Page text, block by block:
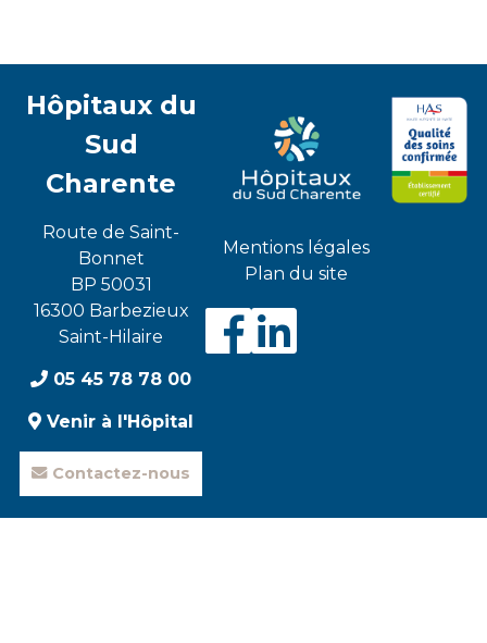
Hôpitaux du
Sud
Charente
Route de Saint-
Bonnet
BP 50031
16300 Barbezieux
Saint-Hilaire
05 45 78 78 00
Venir à l'Hôpital
Contactez-nous
Mentions légales
Plan du site
Visiter
Visiter